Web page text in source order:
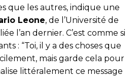
que les autres, indique une
Leone, de l’Université de
l’an dernier. C’est comme si
: “Toi, il y a des choses que
mais garde cela pour
littéralement ce message